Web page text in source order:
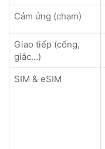
Cảm ứng (chạm)
Giao tiếp (cổng,
giắc...)
SIM & eSIM